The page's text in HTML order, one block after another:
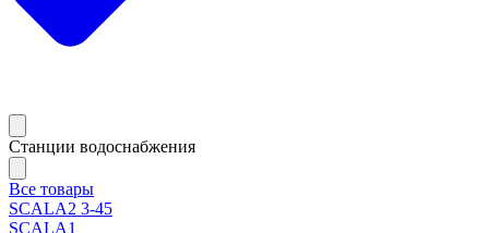
Станции водоснабжения
Все товары
SCALA2 3-45
SCALA1